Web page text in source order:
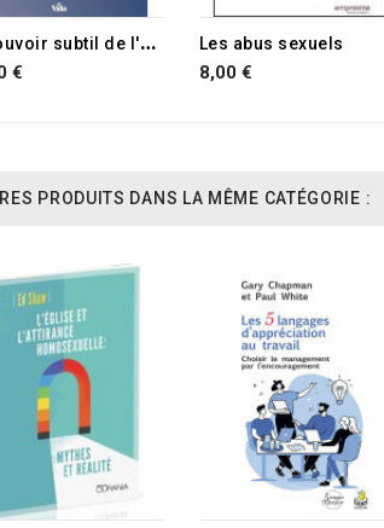
L
e pouvoir subtil de l'abus spirituel
€
Les abus sexuels
8,00 €
PRODUITS DANS LA MÊME CATÉGORIE :